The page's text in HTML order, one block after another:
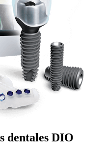
dentales DIO